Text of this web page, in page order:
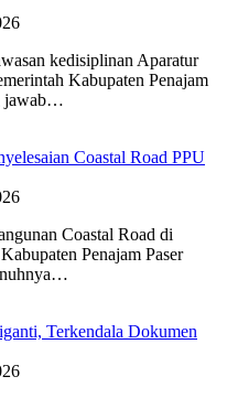
kedisiplinan Aparatur
Kabupaten Penajam
jawab…
Coastal Road PPU
Coastal Road di
Penajam Paser
Terkendala Dokumen